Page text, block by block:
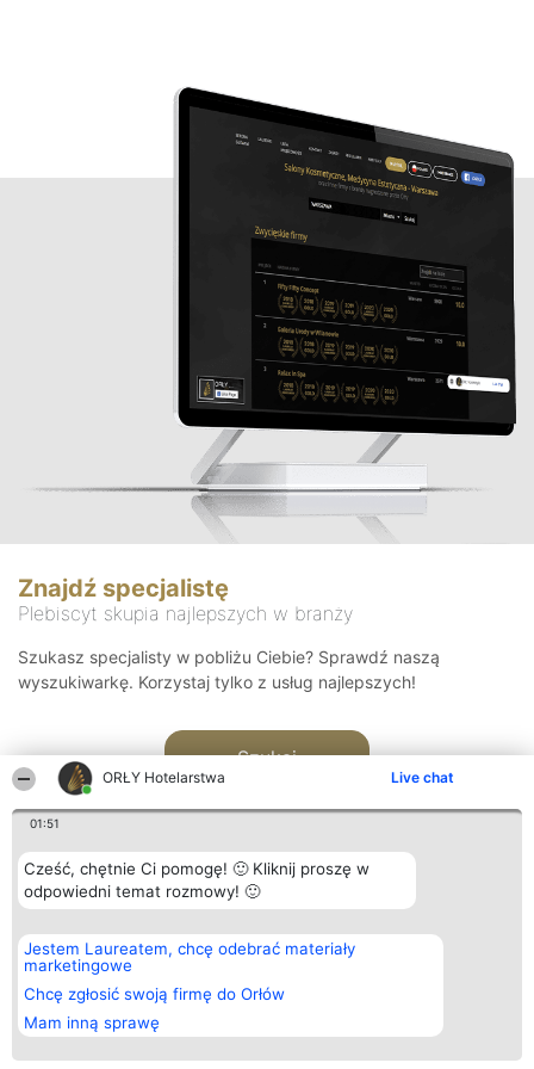
ORŁY Hotelarstwa Live chat
01:51
Cześć, chętnie Ci pomogę! 🙂 Kliknij proszę w
odpowiedni temat rozmowy! 🙂
Jestem Laureatem, chcę odebrać materiały
marketingowe
Chcę zgłosić swoją firmę do Orłów
Mam inną sprawę
Znajdź specjalistę
Plebiscyt skupia najlepszych w branży
Szukasz specjalisty w pobliżu Ciebie? Sprawdź naszą
wyszukiwarkę. Korzystaj tylko z usług najlepszych!
Szukaj
Organizator plebiscytu
Bright Side Solutions sp. z o.
o. sp. k.
ul. Ruska 22
Wrocław 50-079
KRS 0000749100 | Regon
381313360 | NIP 8943132676
Plebiscyt
Laureaci
wszystkich
Laureatów
Regulamin
Kontakt
Kontakt